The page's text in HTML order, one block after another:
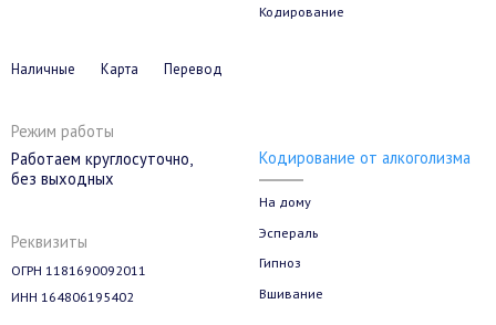
Наличные Карта Перевод
Режим работы
Работаем круглосуточно,
без выходных
Реквизиты
ОГРН 1181690092011
ИНН 164806195402
Кодирование
Кодирование от алкоголизма
На дому
Эспераль
Гипноз
Вшивание